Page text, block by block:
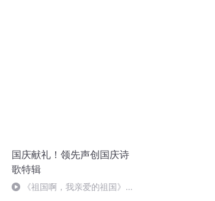
国庆献礼！领先声创国庆诗
歌特辑
《祖国啊，我亲爱的祖国》温